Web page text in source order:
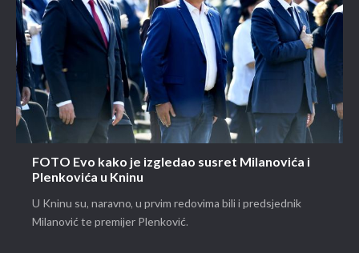
FOTO Evo kako je izgledao susret Milanovića i
Plenkovića u Kninu
U Kninu su, naravno, u prvim redovima bili i predsjednik
Milanović te premijer Plenković.